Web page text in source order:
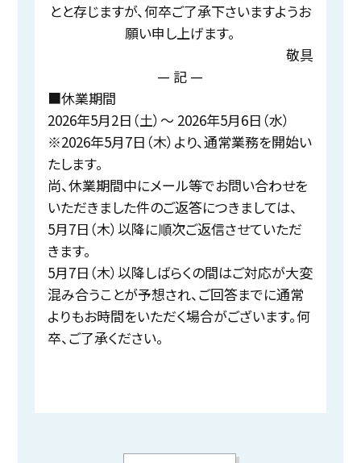
とと存じますが、何卒ご了承下さいますようお
願い申し上げます。
敬具
— 記 —
■休業期間
2026年5月2日（土）～ 2026年5月6日（水）
※2026年5月7日（木） より、通常業務を開始い
たします。
尚、休業期間中にメール等でお問い合わせを
いただきました件のご返答につきましては、
5月7日（木）以降に順次ご返信させていただ
きます。
5月7日（木）以降しばらくの間はご対応が大変
混み合うことが予想され、ご回答までに通常
よりもお時間をいただく場合がございます。何
卒、ご了承ください。